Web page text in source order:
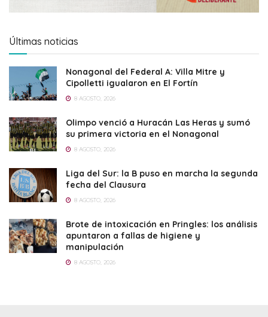
Últimas noticias
Nonagonal del Federal A: Villa Mitre y
Cipolletti igualaron en El Fortín
8 AGOSTO, 2026
Olimpo venció a Huracán Las Heras y sumó
su primera victoria en el Nonagonal
8 AGOSTO, 2026
Liga del Sur: la B puso en marcha la segunda
fecha del Clausura
8 AGOSTO, 2026
Brote de intoxicación en Pringles: los análisis
apuntaron a fallas de higiene y
manipulación
8 AGOSTO, 2026